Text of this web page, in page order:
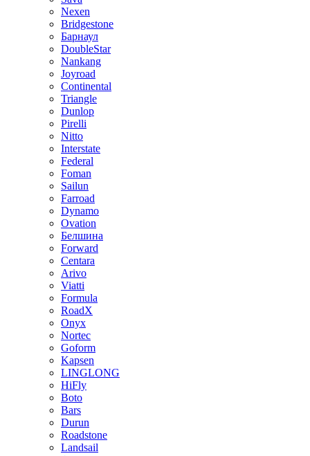
Nexen
Bridgestone
Барнаул
DoubleStar
Nankang
Joyroad
Continental
Triangle
Dunlop
Pirelli
Nitto
Interstate
Federal
Foman
Sailun
Farroad
Dynamo
Ovation
Белшина
Forward
Centara
Arivo
Viatti
Formula
RoadX
Onyx
Nortec
Goform
Kapsen
LINGLONG
HiFly
Boto
Bars
Durun
Roadstone
Landsail